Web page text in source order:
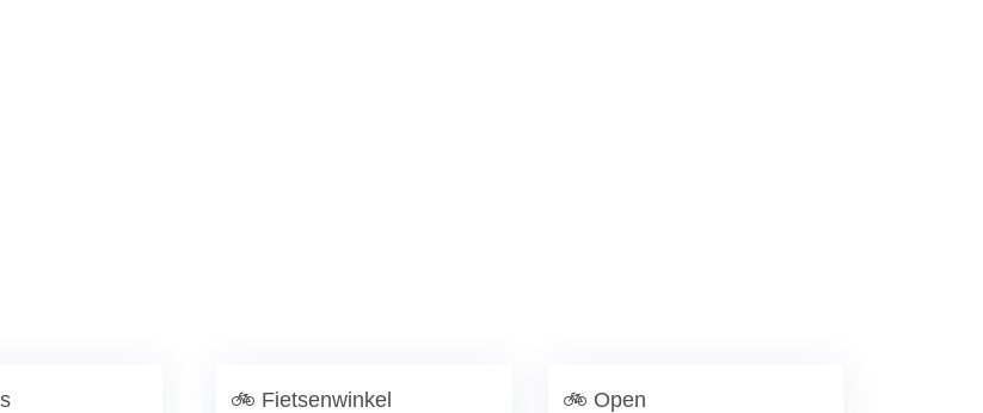
🚲 Fietsenwinkel 🚲 Open